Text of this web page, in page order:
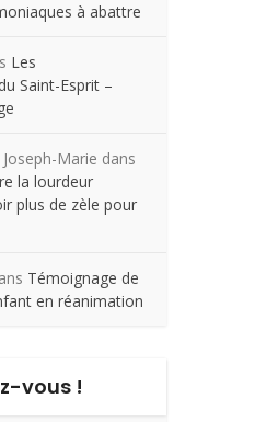
à abattre
Les
Saint-Esprit –
Marie dans
la lourdeur
plus de zèle pour
Témoignage de
en réanimation
vous !